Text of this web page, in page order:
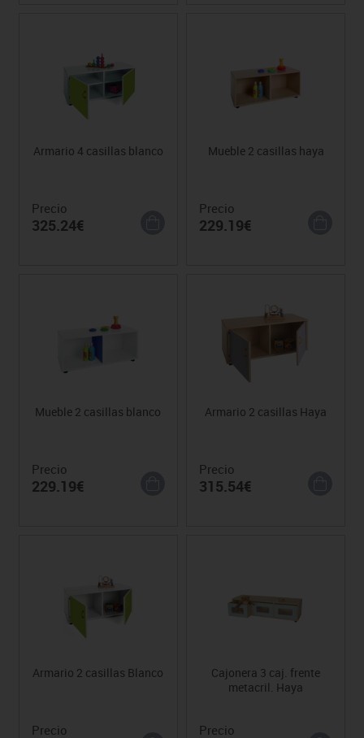
Armario 4 casillas blanco
Precio
325.24€
Mueble 2 casillas haya
Precio
229.19€
Mueble 2 casillas blanco
Precio
229.19€
Armario 2 casillas Haya
Precio
315.54€
Armario 2 casillas Blanco
Precio
Cajonera 3 caj. frente
metacril. Haya
Precio